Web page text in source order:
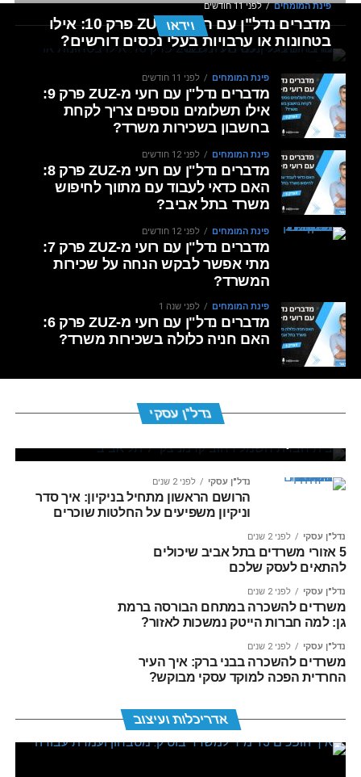
וידאו
פינת המומחים לפני 11 חודשים
מדברים נדל"ן עם רועי מ-ZUZ פרק 10: אילו
בטחונות או ערבויות בעלי נכסים דורשים?
פינת המומחים לפני 11 חודשים
מדברים נדל"ן עם רועי מ-ZUZ פרק 9:
אילו תשלומים נוספים צריך לקחת
בחשבון בשכירות משרד?
פינת המומחים לפני 12 חודשים
מדברים נדל"ן עם רועי מ-ZUZ פרק 8:
האם כדאי לעבוד עם מתווך לחיפוש
משרד בתל אביב?
פינת המומחים לפני 12 חודשים
מדברים נדל"ן עם רועי מ-ZUZ פרק 7:
מתי אפשר לבקש הנחה על שכירות
המשרד?
פינת המומחים לפני שנה 1
מדברים נדל"ן עם רועי מ-ZUZ פרק 6:
האם חניה כלולה בשכירות משרד?
נדל"ן עסקי
נדל"ן עסקי לפני 6 ימים
כדאיות פיצול וצמצום שטחי משרד
ישראל קנדה וצ'ק פוינט משתפות פעולה
נדל"ן עסקי לפני 2 שנים
הרושם הראשון מתחיל בניקיון: איך סדר
וניקיון משפיעים על החלטות שוכרים
נדל"ן עסקי לפני 2 שנים
5 אזורי משרדים בתל אביב שיכולים
להתאים לעסק שלכם
נדל"ן עסקי לפני 2 שנים
משרדים להשכרה במתחם הבורסה ברמת
גן: למה חברות הייטק נמשכות לאזור?
נדל"ן עסקי לפני 2 שנים
משרדים להשכרה בבני ברק: איך העיר
החרדית הפכה למוקד עסקי מבוקש?
אדריכלות ועיצוב